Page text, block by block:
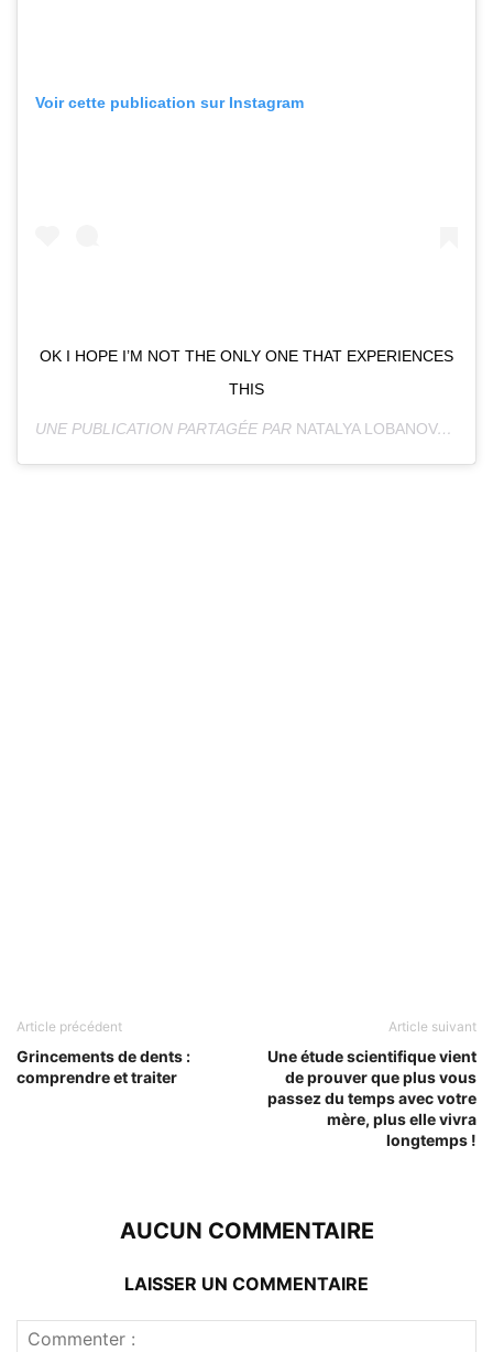
Voir cette publication sur Instagram
OK I HOPE I’M NOT THE ONLY ONE THAT EXPERIENCES
THIS
UNE PUBLICATION PARTAGÉE PAR NATALYA LOBANOVA
Article précédent
Grincements de dents :
comprendre et traiter
Article suivant
Une étude scientifique vient
de prouver que plus vous
passez du temps avec votre
mère, plus elle vivra
longtemps !
AUCUN COMMENTAIRE
LAISSER UN COMMENTAIRE